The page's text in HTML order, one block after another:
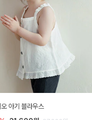
오 아기 블라우스